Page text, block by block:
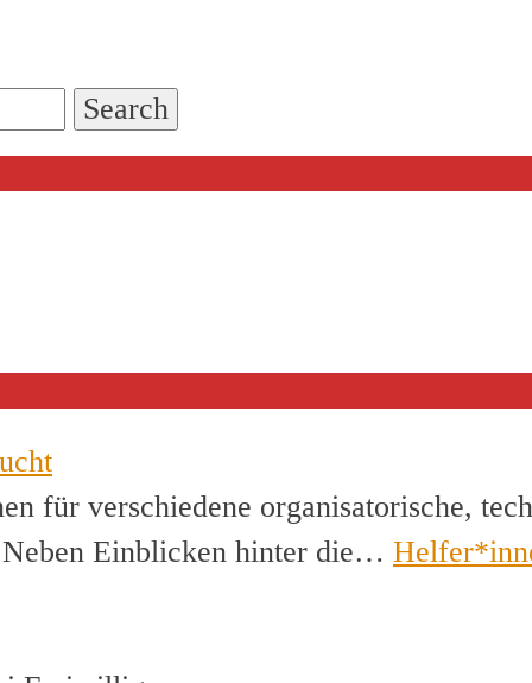
für verschiedene organisatorische,
Einblicken hinter die…